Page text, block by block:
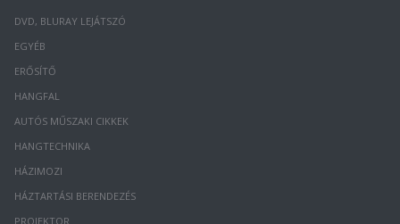
DVD, BLURAY LEJÁTSZÓ
EGYÉB
ERŐSÍTŐ
HANGFAL
AUTÓS MŰSZAKI CIKKEK
HANGTECHNIKA
HÁZIMOZI
HÁZTARTÁSI BERENDEZÉS
PROJEKTOR